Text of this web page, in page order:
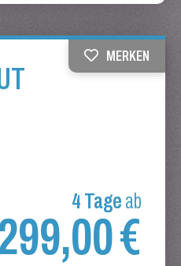
MERKEN
4 Tageab
299,00 €